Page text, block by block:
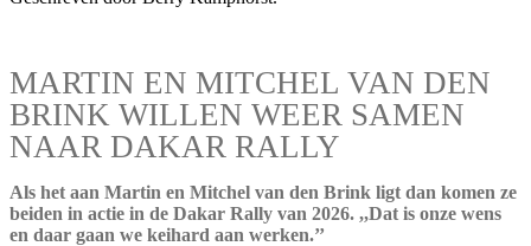
MARTIN EN MITCHEL VAN DEN
BRINK WILLEN WEER SAMEN
NAAR DAKAR RALLY
Als het aan Martin en Mitchel van den Brink ligt dan komen ze
beiden in actie in de Dakar Rally van 2026. ,,Dat is onze wens
en daar gaan we keihard aan werken.’’